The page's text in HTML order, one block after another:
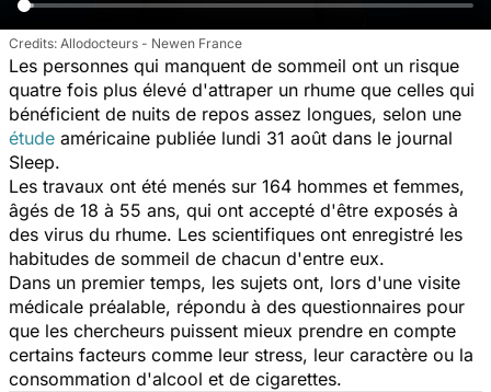
Allodocteurs - Newen France
Les personnes qui manquent de sommeil ont un risque
quatre fois plus élevé d'attraper un rhume que celles qui
bénéficient de nuits de repos assez longues, selon une
étude américaine publiée lundi 31 août dans le journal
Sleep.
Les travaux ont été menés sur 164 hommes et femmes,
âgés de 18 à 55 ans, qui ont accepté d'être exposés à
des virus du rhume. Les scientifiques ont enregistré les
habitudes de sommeil de chacun d'entre eux.
Dans un premier temps, les sujets ont, lors d'une visite
médicale préalable, répondu à des questionnaires pour
que les chercheurs puissent mieux prendre en compte
certains facteurs comme leur stress, leur caractère ou la
consommation d'alcool et de cigarettes.